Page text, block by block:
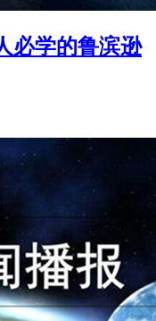
必学的鲁滨逊